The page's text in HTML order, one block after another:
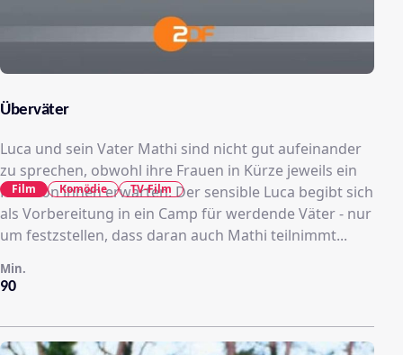
Überväter
Luca und sein Vater Mathi sind nicht gut aufeinander
zu sprechen, obwohl ihre Frauen in Kürze jeweils ein
Kind von ihnen erwarten. Der sensible Luca begibt sich
als Vorbereitung in ein Camp für werdende Väter - nur
um festzstellen, dass daran auch Mathi teilnimmt...
90
Min.
Film Komödie TV-Film